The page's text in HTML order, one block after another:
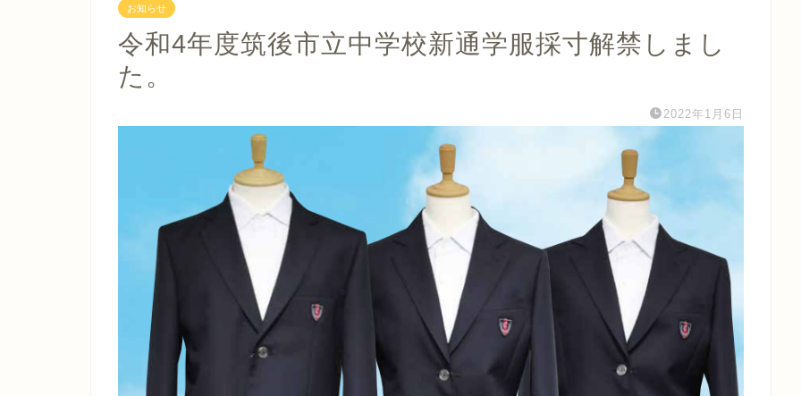
お知らせ
令和4年度筑後市立中学校新通学服採寸解禁しまし
た。
2022年1月6日